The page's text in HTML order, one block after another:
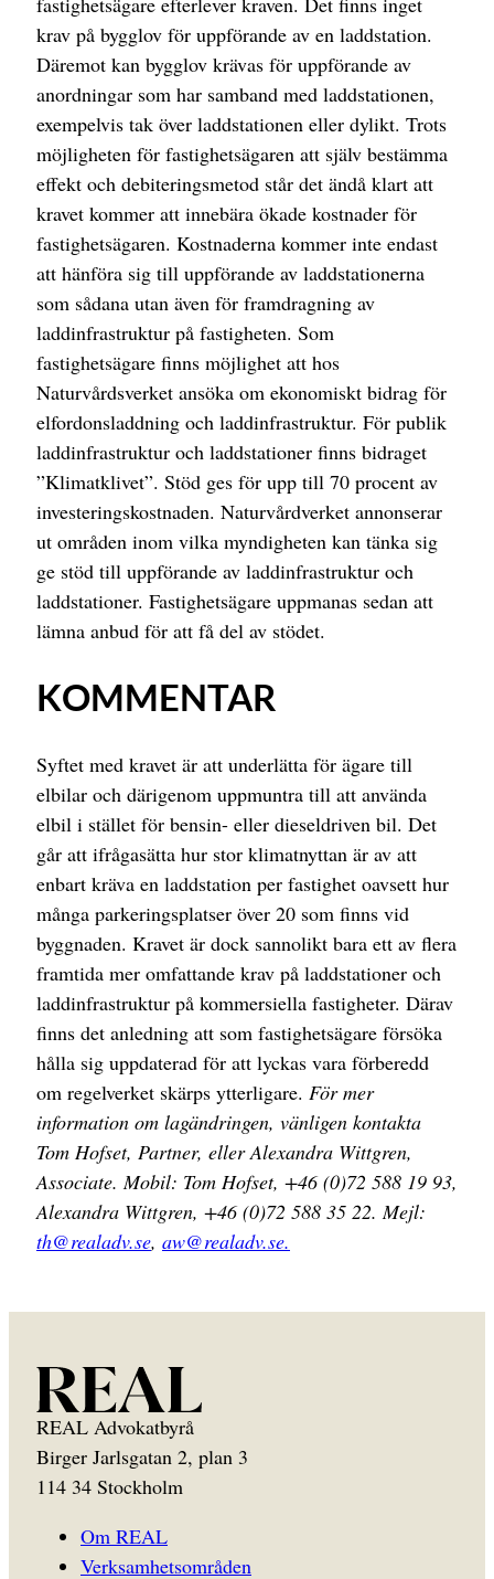
krav på bygglov för uppförande av en laddstation.
Däremot kan bygglov krävas för uppförande av
anordningar som har samband med laddstationen,
exempelvis tak över laddstationen eller dylikt. Trots
möjligheten för fastighetsägaren att själv bestämma
effekt och debiteringsmetod står det ändå klart att
kravet kommer att innebära ökade kostnader för
fastighetsägaren. Kostnaderna kommer inte endast
att hänföra sig till uppförande av laddstationerna
som sådana utan även för framdragning av
laddinfrastruktur på fastigheten. Som
fastighetsägare finns möjlighet att hos
Naturvårdsverket ansöka om ekonomiskt bidrag för
elfordonsladdning och laddinfrastruktur. För publik
laddinfrastruktur och laddstationer finns bidraget
”Klimatklivet”. Stöd ges för upp till 70 procent av
investeringskostnaden. Naturvårdverket annonserar
ut områden inom vilka myndigheten kan tänka sig
ge stöd till uppförande av laddinfrastruktur och
laddstationer. Fastighetsägare uppmanas sedan att
lämna anbud för att få del av stödet.
KOMMENTAR
Syftet med kravet är att underlätta för ägare till
elbilar och därigenom uppmuntra till att använda
elbil i stället för bensin- eller dieseldriven bil. Det
går att ifrågasätta hur stor klimatnyttan är av att
enbart kräva en laddstation per fastighet oavsett hur
många parkeringsplatser över 20 som finns vid
byggnaden. Kravet är dock sannolikt bara ett av flera
framtida mer omfattande krav på laddstationer och
laddinfrastruktur på kommersiella fastigheter. Därav
finns det anledning att som fastighetsägare försöka
hålla sig uppdaterad för att lyckas vara förberedd
om regelverket skärps ytterligare. För mer
information om lagändringen, vänligen kontakta
Tom Hofset, Partner, eller Alexandra Wittgren,
Associate. Mobil: Tom Hofset, +46 (0)72 588 19 93,
Alexandra Wittgren, +46 (0)72 588 35 22. Mejl:
th@realadv.se, aw@realadv.se.
REAL Advokatbyrå
Birger Jarlsgatan 2, plan 3
114 34 Stockholm
Om REAL
Verksamhetsområden